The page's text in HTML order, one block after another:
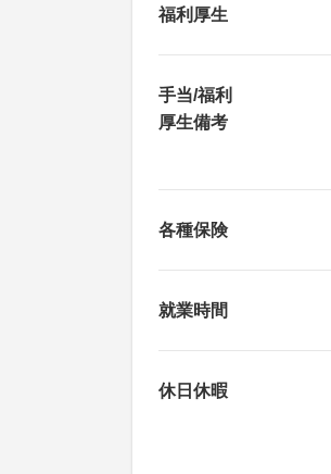
福利厚生
手当/福利
厚生備考
各種保険
就業時間
休日休暇